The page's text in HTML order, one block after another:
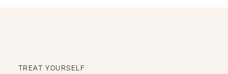
TREAT YOURSELF